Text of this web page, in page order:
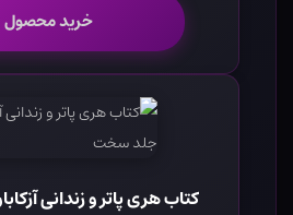
خرید محصول
کتاب هری پاتر و زندانی